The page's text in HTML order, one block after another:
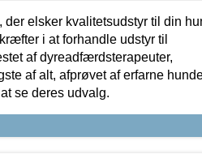
elsker kvalitetsudstyr til din
i at forhandle udstyr til
af dyreadfærdsterapeuter,
af alt, afprøvet af erfarne
se deres udvalg.